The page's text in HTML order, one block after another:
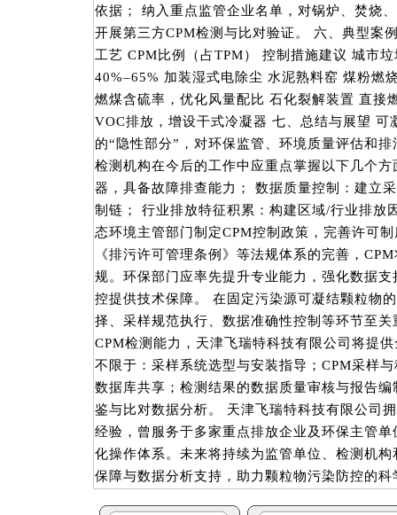
依据； 纳入重点监管企业名单，对锅炉、焚烧
开展第三方CPM检测与比对验证。 六、典型案
工艺 CPM比例（占TPM） 控制措施建议 城市
40%–65% 加装湿式电除尘 水泥熟料窑 煤粉燃
燃煤含硫率，优化风量配比 石化裂解装置 直接
VOC排放，增设干式冷凝器 七、总结与展望 可
的“隐性部分”，对环保监管、环境质量评估和
检测机构在今后的工作中应重点掌握以下几个
器，具备故障排查能力； 数据质量控制：建立
制链； 行业排放特征积累：构建区域/行业排放
态环境主管部门制定CPM控制政策，完善许可
《排污许可管理条例》等法规体系的完善，
规。环保部门应率先提升专业能力，强化数据
控提供技术保障。 在固定污染源可凝结颗粒物
择、采样规范执行、数据准确性控制等环节至
CPM检测能力，天津飞瑞特科技有限公司将提
不限于：采样系统选型与安装指导；CPM采样
数据库共享；检测结果的数据质量审核与报告
鉴与比对数据分析。 天津飞瑞特科技有限公司
经验，曾服务于多家重点排放企业及环保主管
化操作体系。未来将持续为监管单位、检测机
保障与数据分析支持，助力颗粒物污染防控的